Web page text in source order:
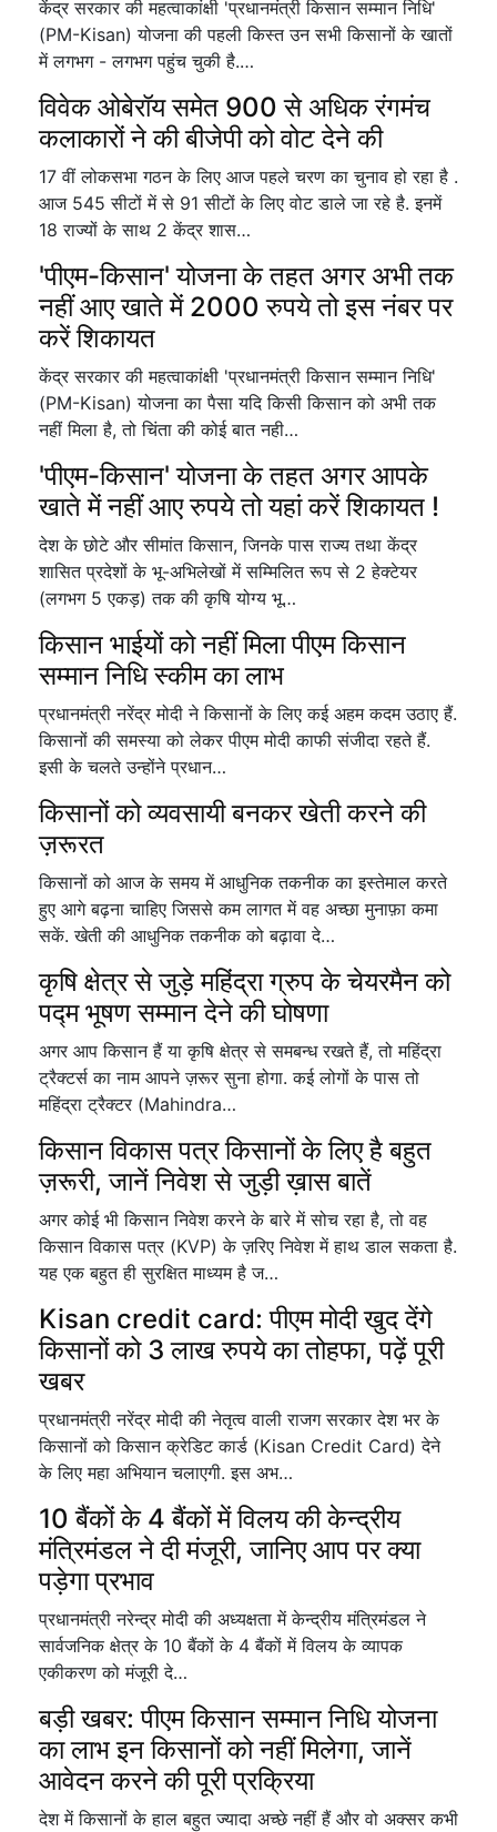
केंद्र सरकार की महत्वाकांक्षी 'प्रधानमंत्री किसान सम्मान निधि'
(PM-Kisan) योजना की पहली किस्त उन सभी किसानों के खातों
में लगभग - लगभग पहुंच चुकी है.…
विवेक ओबेरॉय समेत 900 से अधिक रंगमंच
कलाकारों ने की बीजेपी को वोट देने की
17 वीं लोकसभा गठन के लिए आज पहले चरण का चुनाव हो रहा है .
आज 545 सीटों में से 91 सीटों के लिए वोट डाले जा रहे है. इनमें
18 राज्यों के साथ 2 केंद्र शास…
'पीएम-किसान' योजना के तहत अगर अभी तक
नहीं आए खाते में 2000 रुपये तो इस नंबर पर
करें शिकायत
केंद्र सरकार की महत्वाकांक्षी 'प्रधानमंत्री किसान सम्मान निधि'
(PM-Kisan) योजना का पैसा यदि किसी किसान को अभी तक
नहीं मिला है, तो चिंता की कोई बात नही…
'पीएम-किसान' योजना के तहत अगर आपके
खाते में नहीं आए रुपये तो यहां करें शिकायत !
देश के छोटे और सीमांत किसान, जिनके पास राज्य तथा केंद्र
शासित प्रदेशों के भू-अभिलेखों में सम्मिलित रूप से 2 हेक्टेयर
(लगभग 5 एकड़) तक की कृषि योग्य भू…
किसान भाईयों को नहीं मिला पीएम किसान
सम्मान निधि स्कीम का लाभ
प्रधानमंत्री नरेंद्र मोदी ने किसानों के लिए कई अहम कदम उठाए हैं.
किसानों की समस्या को लेकर पीएम मोदी काफी संजीदा रहते हैं.
इसी के चलते उन्होंने प्रधान…
किसानों को व्यवसायी बनकर खेती करने की
ज़रूरत
किसानों को आज के समय में आधुनिक तकनीक का इस्तेमाल करते
हुए आगे बढ़ना चाहिए जिससे कम लागत में वह अच्छा मुनाफ़ा कमा
सकें. खेती की आधुनिक तकनीक को बढ़ावा दे…
कृषि क्षेत्र से जुड़े महिंद्रा ग्रुप के चेयरमैन को
पद्म भूषण सम्मान देने की घोषणा
अगर आप किसान हैं या कृषि क्षेत्र से समबन्ध रखते हैं, तो महिंद्रा
ट्रैक्टर्स का नाम आपने ज़रूर सुना होगा. कई लोगों के पास तो
महिंद्रा ट्रैक्टर (Mahindra…
किसान विकास पत्र किसानों के लिए है बहुत
ज़रूरी, जानें निवेश से जुड़ी ख़ास बातें
अगर कोई भी किसान निवेश करने के बारे में सोच रहा है, तो वह
किसान विकास पत्र (KVP) के ज़रिए निवेश में हाथ डाल सकता है.
यह एक बहुत ही सुरक्षित माध्यम है ज…
Kisan credit card: पीएम मोदी खुद देंगे
किसानों को 3 लाख रुपये का तोहफा, पढ़ें पूरी
खबर
प्रधानमंत्री नरेंद्र मोदी की नेतृत्व वाली राजग सरकार देश भर के
किसानों को किसान क्रेडिट कार्ड (Kisan Credit Card) देने
के लिए महा अभियान चलाएगी. इस अभ…
10 बैंकों के 4 बैंकों में विलय की केन्द्रीय
मंत्रिमंडल ने दी मंजूरी, जानिए आप पर क्या
पड़ेगा प्रभाव
प्रधानमंत्री नरेन्द्र मोदी की अध्यक्षता में केन्द्रीय मंत्रिमंडल ने
सार्वजनिक क्षेत्र के 10 बैंकों के 4 बैंकों में विलय के व्यापक
एकीकरण को मंजूरी दे…
बड़ी खबर: पीएम किसान सम्मान निधि योजना
का लाभ इन किसानों को नहीं मिलेगा, जानें
आवेदन करने की पूरी प्रक्रिया
देश में किसानों के हाल बहुत ज्यादा अच्छे नहीं हैं और वो अक्सर कभी